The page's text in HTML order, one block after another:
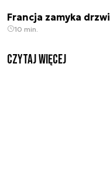
Francja zamyka
10 min.
czytaj więcej